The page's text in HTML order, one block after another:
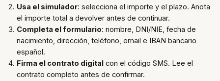
Usa el simulador: selecciona el importe y el plazo. Anota
el importe total a devolver antes de continuar.
Completa el formulario: nombre, DNI/NIE, fecha de
nacimiento, dirección, teléfono, email e IBAN bancario
español.
Firma el contrato digital con el código SMS. Lee el
contrato completo antes de confirmar.